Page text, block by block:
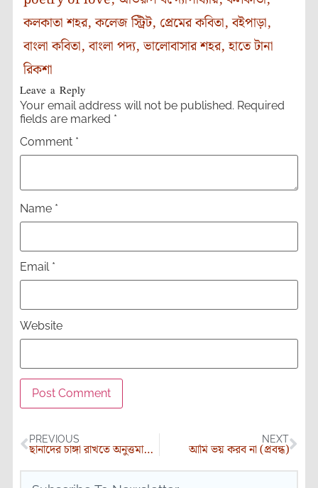
কলকাতা শহর,কলেজ স্ট্রিট, প্রেমের কবিতা,বইপাড়া,
বাংলা কবিতা,বাংলা পদ্য,ভালোবাসার শহর,হাতে টানা
রিকশা
Leave a Reply
Your email address will not be published. Required
fields are marked *
Comment *
Name *
Email *
Website
PREVIOUS
ছানাদের চাঙ্গা রাখতে অনুত্তমার টিপস
NEXT
আমি ভয় করব না (প্রবন্ধ)